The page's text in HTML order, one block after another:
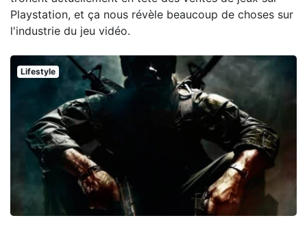
Playstation, et ça nous révèle beaucoup de choses sur
l'industrie du jeu vidéo.
Lifestyle